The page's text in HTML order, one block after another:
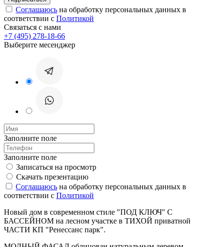
Соглашаюсь на обработку персональных данных в
соответствии с Политикой
Связаться с нами
+7 (495) 278-18-66
Выберите месенджер
Заполните поле
Заполните поле
Записаться на просмотр
Скачать презентацию
Соглашаюсь на обработку персональных данных в
соответствии с Политикой
Новый дом в современном стиле "ПОД КЛЮЧ" С
БАССЕЙНОМ на лесном участке в ТИХОЙ приватной
ЧАСТИ КП "Ренессанс парк".